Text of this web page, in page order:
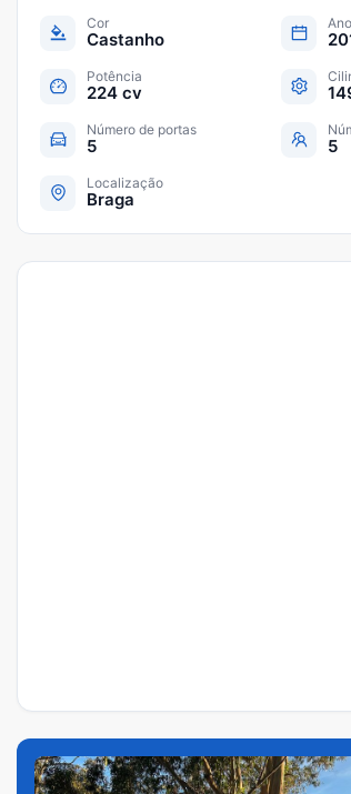
Cor
Castanho
Potência
224 cv
Número de portas
5 5
Localização
Braga